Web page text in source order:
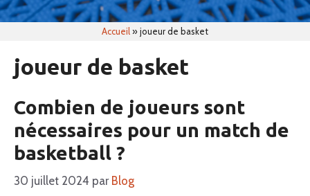
Accueil»joueur de basket
joueur de basket
Combien de joueurs sont
nécessaires pour un match de
basketball ?
30 juillet 2024 par Blog